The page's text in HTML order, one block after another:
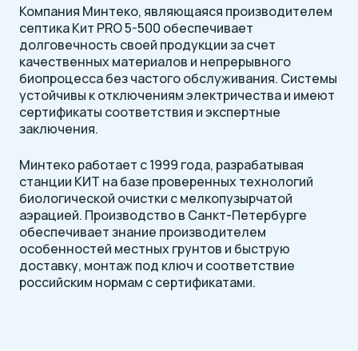
Компания Минтеко, являющаяся производителем
септика Кит PRO 5-500 обеспечивает
долговечность своей продукции за счет
качественных материалов и непрерывного
биопроцесса без частого обслуживания. Системы
устойчивы к отключениям электричества и имеют
сертификаты соответствия и экспертные
заключения.
Минтеко работает с 1999 года, разрабатывая
станции КИТ на базе проверенных технологий
биологической очистки с мелкопузырчатой
аэрацией. Производство в Санкт-Петербурге
обеспечивает знание производителем
особенностей местных грунтов и быструю
доставку, монтаж под ключ и соответствие
российским нормам с сертификатами.